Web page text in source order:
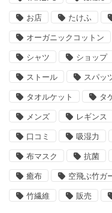
お店 たけふ
オーガニックコットン
シャツ ショップ
ストール スパッ
タオルケット タ
メンズ レギンス
口コミ 吸湿力
布マスク 抗菌
癒布 空飛ぶ竹ガ
竹繊維 販売